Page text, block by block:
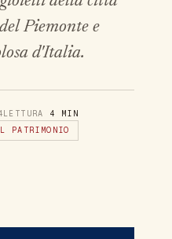
Piemonte e
d'Italia.
LETTURA 4 MIN
PATRIMONIO